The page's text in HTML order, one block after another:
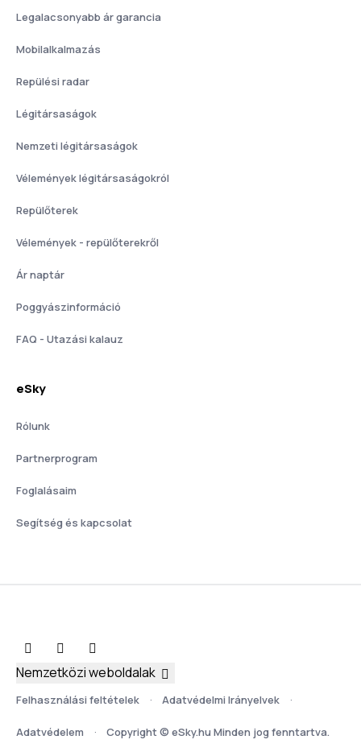
Legalacsonyabb ár garancia
Mobilalkalmazás
Repülési radar
Légitársaságok
Nemzeti légitársaságok
Vélemények légitársaságokról
Repülőterek
Vélemények - repülőterekről
Ár naptár
Poggyászinformáció
FAQ - Utazási kalauz
eSky
Rólunk
Partnerprogram
Foglalásaim
Segítség és kapcsolat
Felhasználási feltételek Adatvédelmi Irányelvek
Adatvédelem Copyright © eSky.hu Minden jog fenntartva.
Nemzetközi weboldalak